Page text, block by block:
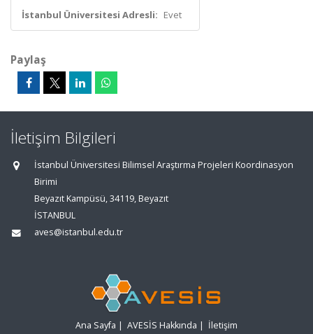
İstanbul Üniversitesi Adresli: Evet
Paylaş
İletişim Bilgileri
İstanbul Üniversitesi Bilimsel Araştırma Projeleri Koordinasyon
Birimi
Beyazıt Kampüsü, 34119, Beyazıt
İSTANBUL
aves@istanbul.edu.tr
Ana Sayfa | AVESİS Hakkında | İletişim